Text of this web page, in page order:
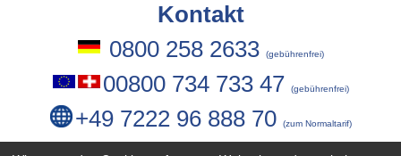
Kontakt
0800 258 2633
(gebührenfrei)
00800 734 733 47 (gebührenfrei)
+49 7222 96 888 70 (zum Normaltarif)